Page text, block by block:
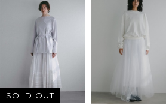
SOLD OUT